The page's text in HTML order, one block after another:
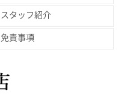
スタッフ紹介
免責事項